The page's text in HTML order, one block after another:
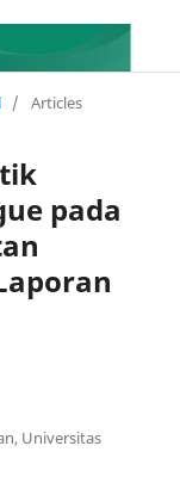
/ Articles
pada
Universitas